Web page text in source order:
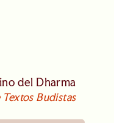
del Dharma
Budistas